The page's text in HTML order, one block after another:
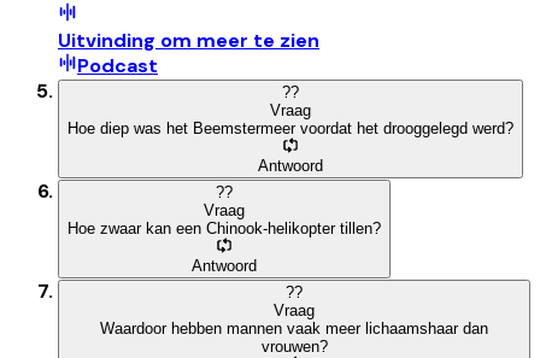
Uitvinding om meer te zien
Podcast
??
Vraag
Hoe diep was het Beemstermeer voordat het drooggelegd werd?
Antwoord
??
Vraag
Hoe zwaar kan een Chinook-helikopter tillen?
Antwoord
??
Vraag
Waardoor hebben mannen vaak meer lichaamshaar dan
vrouwen?